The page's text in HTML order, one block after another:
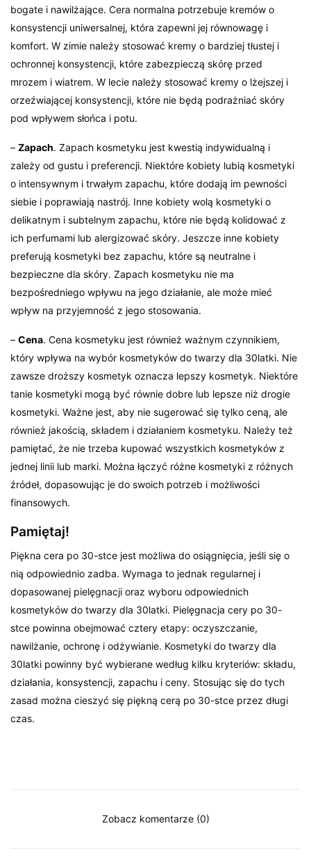
bogate i nawilżające. Cera normalna potrzebuje kremów o
konsystencji uniwersalnej, która zapewni jej równowagę i
komfort. W zimie należy stosować kremy o bardziej tłustej i
ochronnej konsystencji, które zabezpieczą skórę przed
mrozem i wiatrem. W lecie należy stosować kremy o lżejszej i
orzeźwiającej konsystencji, które nie będą podrażniać skóry
pod wpływem słońca i potu.
–Zapach. Zapach kosmetyku jest kwestią indywidualną i
zależy od gustu i preferencji. Niektóre kobiety lubią kosmetyki
o intensywnym i trwałym zapachu, które dodają im pewności
siebie i poprawiają nastrój. Inne kobiety wolą kosmetyki o
delikatnym i subtelnym zapachu, które nie będą kolidować z
ich perfumami lub alergizować skóry. Jeszcze inne kobiety
preferują kosmetyki bez zapachu, które są neutralne i
bezpieczne dla skóry. Zapach kosmetyku nie ma
bezpośredniego wpływu na jego działanie, ale może mieć
wpływ na przyjemność z jego stosowania.
–Cena. Cena kosmetyku jest również ważnym czynnikiem,
który wpływa na wybór kosmetyków do twarzy dla 30latki. Nie
zawsze droższy kosmetyk oznacza lepszy kosmetyk. Niektóre
tanie kosmetyki mogą być równie dobre lub lepsze niż drogie
kosmetyki. Ważne jest, aby nie sugerować się tylko ceną, ale
również jakością, składem i działaniem kosmetyku. Należy też
pamiętać, że nie trzeba kupować wszystkich kosmetyków z
jednej linii lub marki. Można łączyć różne kosmetyki z różnych
źródeł, dopasowując je do swoich potrzeb i możliwości
finansowych.
Pamiętaj!
Piękna cera po 30-stce jest możliwa do osiągnięcia, jeśli się o
nią odpowiednio zadba. Wymaga to jednak regularnej i
dopasowanej pielęgnacji oraz wyboru odpowiednich
kosmetyków do twarzy dla 30latki. Pielęgnacja cery po 30-
stce powinna obejmować cztery etapy: oczyszczanie,
nawilżanie, ochronę i odżywianie. Kosmetyki do twarzy dla
30latki powinny być wybierane według kilku kryteriów: składu,
działania, konsystencji, zapachu i ceny. Stosując się do tych
zasad można cieszyć się piękną cerą po 30-stce przez długi
czas.
Zobacz komentarze (0)